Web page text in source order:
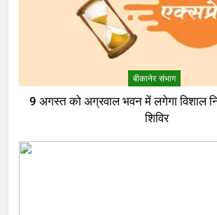
बीकानेर संभाग
9 अगस्त को अग्रवाल भवन में लगेगा विशाल
शिविर